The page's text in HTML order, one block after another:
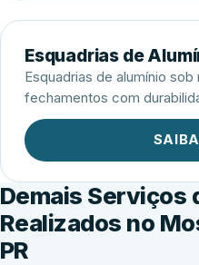
Esquadrias de
Esquadrias de alumínio
fechamentos com
Demais Serviços
Realizados no
PR